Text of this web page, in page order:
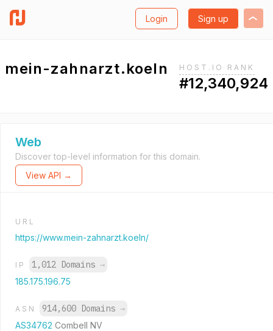
Login Sign up
mein-zahnarzt.koeln HOST.IO RANK
#12,340,924
Web
Discover top-level information for this domain.
View API →
URL
https://www.mein-zahnarzt.koeln/
IP 1,012 Domains →
185.175.196.75
ASN 914,600 Domains →
AS34762 Combell NV